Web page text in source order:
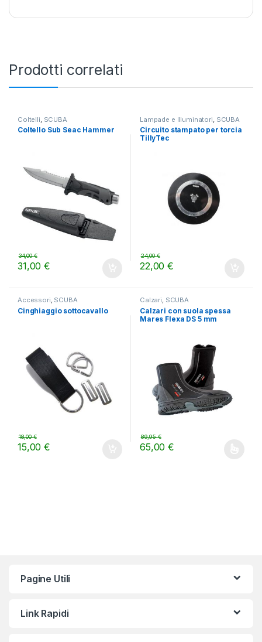
Prodotti correlati
Coltelli SCUBA
Coltello Sub Seac Hammer
31,00€
34,00€
Lampade e Illuminatori SCUBA
Circuito stampato per torcia
TillyTec
22,00€
24,00€
Accessori, SCUBA
Cinghiaggio sottocavallo
15,00€
18,00€
Calzari, SCUBA
Calzari con suola spessa
Mares Flexa DS 5 mm
65,00€
89,95€
Questo prodotto ha più
Pagine Utili
Link Rapidi